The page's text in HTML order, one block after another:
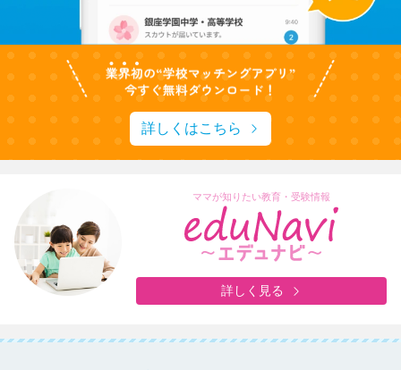
詳しくはこちら
ママが知りたい教育・受験情報
詳しく見る